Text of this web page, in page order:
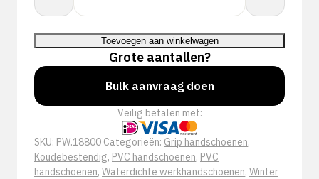
800
Dry
Grip
Werkhandschoen
aantal
Toevoegen aan winkelwagen
Grote aantallen?
Bulk aanvraag doen
Veilig betalen met:
SKU: PW.18800 Categorieën: Grip handschoenen,
Koudebestendig, PVC handschoenen, PVC
handschoenen, Waterdichte werkhandschoenen, Winter